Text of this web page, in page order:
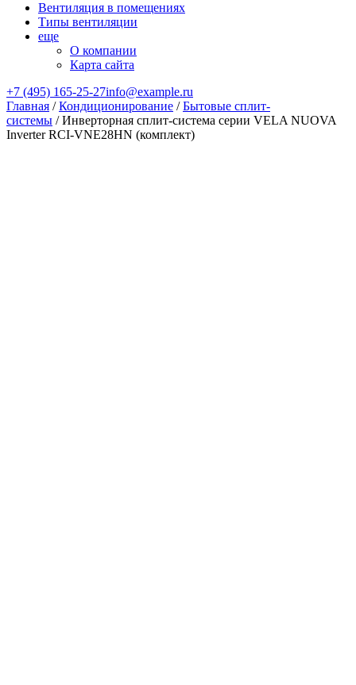
Вентиляция в помещениях
Типы вентиляции
еще
О компании
Карта сайта
+7 (495) 165-25-27info@example.ru
Главная /Кондиционирование /Бытовые сплит-
системы / Инверторная сплит-система серии VELA NUOVA
Inverter RCI-VNE28HN (комплект)